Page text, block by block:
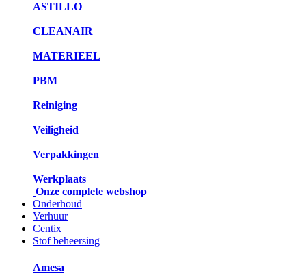
ASTILLO
CLEANAIR
MATERIEEL
PBM
Reiniging
Veiligheid
Verpakkingen
Werkplaats
Onze complete webshop
Onderhoud
Verhuur
Centix
Stof beheersing
Amesa